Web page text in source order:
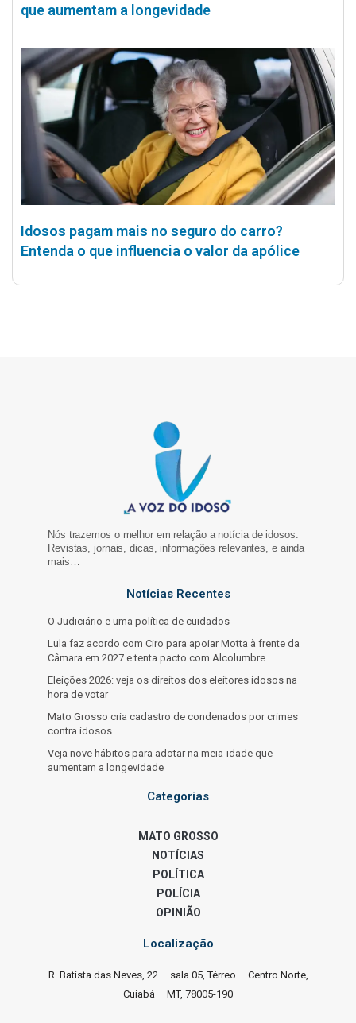
que aumentam a longevidade
Idosos pagam mais no seguro do carro?
Entenda o que influencia o valor da apólice
Nós trazemos o melhor em relação a notícia de idosos.
Revistas, jornais, dicas, informações relevantes, e ainda
mais…
Notícias Recentes
O Judiciário e uma política de cuidados
Lula faz acordo com Ciro para apoiar Motta à frente da
Câmara em 2027 e tenta pacto com Alcolumbre
Eleições 2026: veja os direitos dos eleitores idosos na
hora de votar
Mato Grosso cria cadastro de condenados por crimes
contra idosos
Veja nove hábitos para adotar na meia-idade que
aumentam a longevidade
Categorias
MATO GROSSO
NOTÍCIAS
POLÍTICA
POLÍCIA
OPINIÃO
Localização
R. Batista das Neves, 22 – sala 05, Térreo – Centro Norte,
Cuiabá – MT, 78005-190